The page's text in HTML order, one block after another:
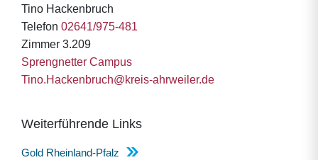
Tino Hackenbruch
Telefon 02641/975-481
Zimmer 3.209
Sprengnetter Campus
Tino.Hackenbruch@kreis-ahrweiler.de
Weiterführende Links
Gold Rheinland-Pfalz